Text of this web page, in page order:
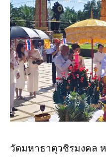
วัดมหาธาตุวชิรมงคล